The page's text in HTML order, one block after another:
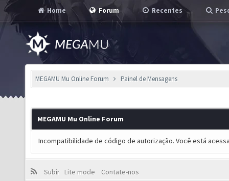
Home Forum Recentes
MEGAMU Mu Online Forum Painel de Mensagens
MEGAMU Mu Online Forum
Incompatibilidade de código de autorização. Você está
Subir Lite mode
Contate-nos